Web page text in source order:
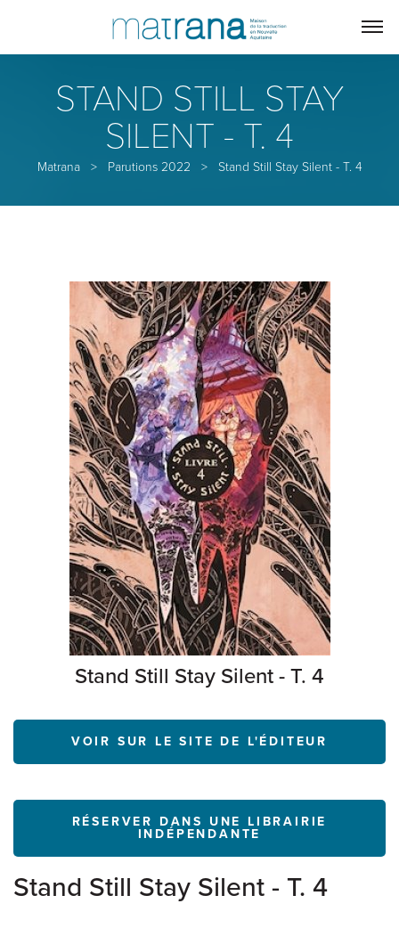
STAND STILL STAY
SILENT - T. 4
Matrana> Parutions 2022 > Stand Still Stay Silent - T. 4
Stand Still Stay Silent - T. 4
VOIR SUR LE SITE DE L'ÉDITEUR
RÉSERVER DANS UNE LIBRAIRIE
INDÉPENDANTE
Stand Still Stay Silent - T. 4